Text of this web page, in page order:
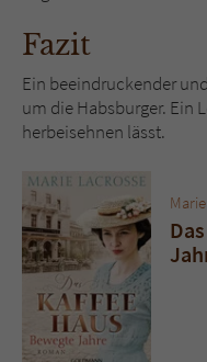
Fazit
Ein beeindruckender
um die Habsburger. Ein
herbeisehnen lässt.